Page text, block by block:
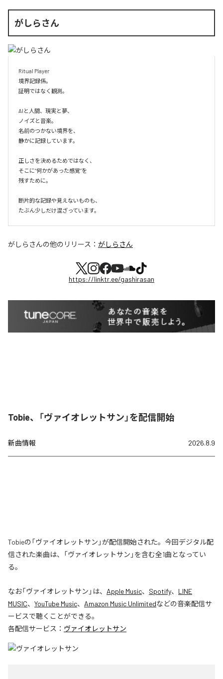
がしらさん
Ritual Player
境界記録係。
証明ではなく観測。
AIと人間、現実と夢、
ノイズと音楽。
名前のつかない境界を、
静かに記録しています。
正しさを決めるためではなく、
そこに“何かがあった感覚”を
残すために。
断片的な記録や見えないものも、
たぶん少しだけ混ざっています。
がしらさんの他のリリース： がしらさん
https://linktr.ee/gashirasan
Tobie、「ヴァイオレットサン」を配信開始
新曲情報 2026.8.9
Tobieの「ヴァイオレットサン」が配信開始された。今回デジタル配
信された楽曲は、「ヴァイオレットサン」を含む全1曲となってい
る。
なお「ヴァイオレットサン 」は、 Apple Music、 Spotify、 LINE
MUSIC、 YouTube Music、 Amazon Music Unlimitedなどの音楽配信サ
ービスで聴くことができる。
各配信サービス： ヴァイオレットサン